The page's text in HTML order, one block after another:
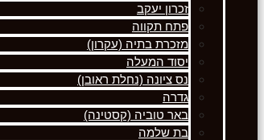
זכרון יעקב
פתח תקווה
מזכרת בתיה (עקרון)
יסוד המעלה
נס ציונה (נחלת ראובן)
גדרה
באר טוביה (קסטינה)
בת שלמה